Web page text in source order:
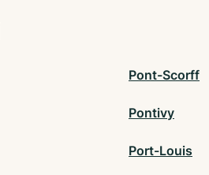
Pont-Scorff
Pontivy
Port-Louis